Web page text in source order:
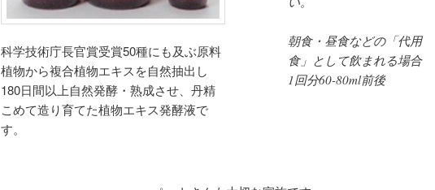
科学技術庁長官賞受賞50種にも及ぶ原料
植物から複合植物エキスを自然抽出し
180日間以上自然発酵・熟成させ、丹精
こめて造り育てた植物エキス発酵液で
す。
朝食・昼食などの「代用
食」として飲まれる場合
1回分60-80ml前後